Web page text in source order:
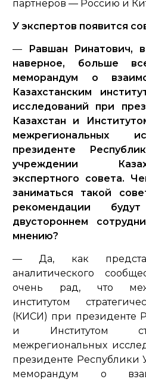
партнеров — Россию и
У экспертов появится
—
Равшан Ринатович,
наверное, больше
меморандум о
Казахстанским
исследований при
Казахстан и
межрегиональных
президенте
учреждении
экспертного совета.
заниматься такой
рекомендации
двустороннем
мнению?
— Да, как
аналитического
очень рад, что
институтом
(КИСИ) при президенте
и Институтом
межрегиональных
президенте Республики
меморандум о